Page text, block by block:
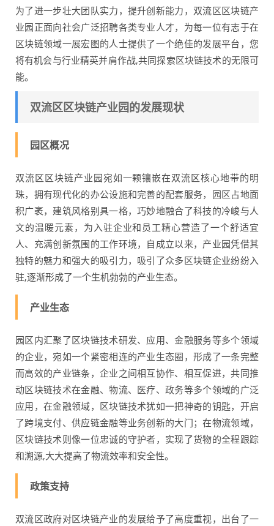
为了进一步壮大团队实力，提升创新能力，双流区区块链产
业园正面向社会广泛招聘各类专业人才，为每一位有志于在
区块链领域一展宏图的人士提供了一个绝佳的发展平台，您
将有机会与行业精英并肩作战,共同探索区块链技术的无限可
能。
双流区区块链产业园的发展现状
园区概况
双流区区块链产业园宛如一颗镶嵌在双流区核心地带的明
珠，拥有现代化的办公设施和完善的配套服务，园区占地面
积广袤，建筑风格别具一格，巧妙地融合了科技的冷峻与人
文的温暖元素，为入驻企业和员工精心营造了一个舒适宜
人、充满创新氛围的工作环境，自成立以来，产业园凭借其
独特的魅力和强大的吸引力，吸引了众多区块链企业纷纷入
驻,逐渐形成了一个生机勃勃的产业生态。
产业生态
园区内汇聚了区块链技术研发、应用、金融服务等多个领域
的企业，宛如一个紧密相连的产业生态圈，形成了一条完整
而高效的产业链条，企业之间相互协作、相互促进，共同推
动区块链技术在金融、物流、医疗、政务等多个领域的广泛
应用，在金融领域，区块链技术犹如一把神奇的钥匙，开启
了跨境支付、供应链金融等业务创新的大门；在物流领域，
区块链技术则像一位忠诚的守护者，实现了货物的全程跟踪
和溯源,大大提高了物流效率和安全性。
政策支持
双流区政府对区块链产业的发展给予了高度重视，出台了一